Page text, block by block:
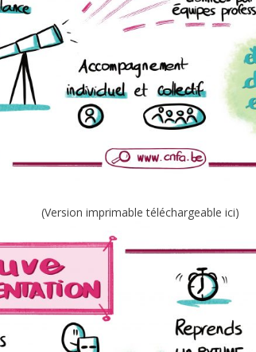
(Version imprimable téléchargeable ici)